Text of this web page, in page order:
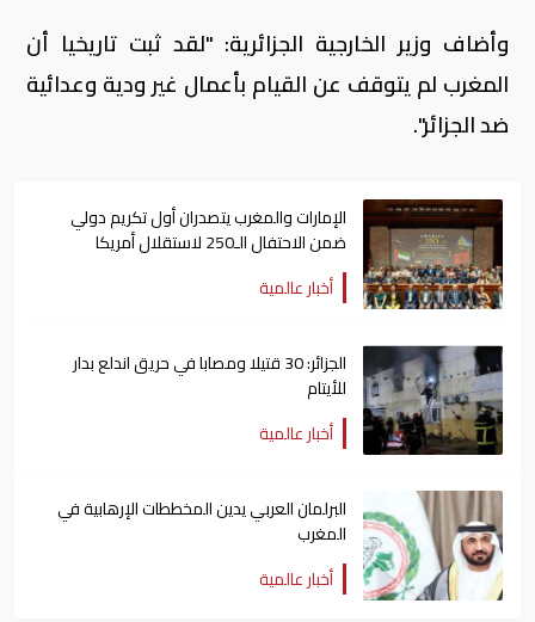
وأضاف وزير الخارجية الجزائرية: "لقد ثبت تاريخيا أن
المغرب لم يتوقف عن القيام بأعمال غير ودية وعدائية
ضد الجزائر".
الإمارات والمغرب يتصدران أول تكريم دولي
ضمن الاحتفال الـ250 لاستقلال أمريكا
أخبار عالمية
الجزائر: 30 قتيلا ومصابا في حريق اندلع بدار
للأيتام
أخبار عالمية
البرلمان العربي يدين المخططات الإرهابية في
المغرب
أخبار عالمية